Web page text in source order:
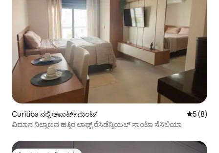
Curitiba ನಲ್ಲಿ ಅಪಾರ್ಟ್‌ಮಂಟ್ 5 ರಲ್ಲಿ 5
5 (8)
ವಿಮಾನ ನಿಲ್ದಾಣದ ಹತ್ತಿರ ಲಾಫ್ಟ್ ರೆಸಿಡೆನ್ಶಿಯಲ್ ಸಾಂಟಾ ಸೆಸಿಲಿಯಾ